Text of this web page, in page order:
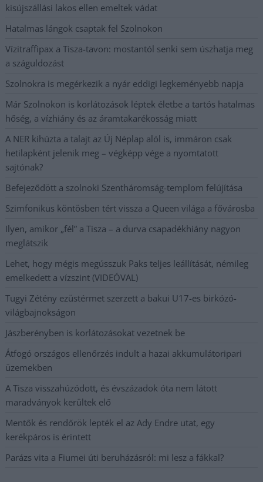
kisújszállási lakos ellen emeltek vádat
Hatalmas lángok csaptak fel Szolnokon
Vízitraffipax a Tisza-tavon: mostantól senki sem úszhatja meg
a száguldozást
Szolnokra is megérkezik a nyár eddigi legkeményebb napja
Már Szolnokon is korlátozások léptek életbe a tartós hatalmas
hőség, a vízhiány és az áramtakarékosság miatt
A NER kihúzta a talajt az Új Néplap alól is, immáron csak
hetilapként jelenik meg – végképp vége a nyomtatott
sajtónak?
Befejeződött a szolnoki Szentháromság-templom felújítása
Szimfonikus köntösben tért vissza a Queen világa a fővárosba
Ilyen, amikor „fél” a Tisza – a durva csapadékhiány nagyon
meglátszik
Lehet, hogy mégis megússzuk Paks teljes leállítását, némileg
emelkedett a vízszint (VIDEÓVAL)
Tugyi Zétény ezüstérmet szerzett a bakui U17-es birkózó-
világbajnokságon
Jászberényben is korlátozásokat vezetnek be
Átfogó országos ellenőrzés indult a hazai akkumulátoripari
üzemekben
A Tisza visszahúzódott, és évszázadok óta nem látott
maradványok kerültek elő
Mentők és rendőrök lepték el az Ady Endre utat, egy
kerékpáros is érintett
Parázs vita a Fiumei úti beruházásról: mi lesz a fákkal?